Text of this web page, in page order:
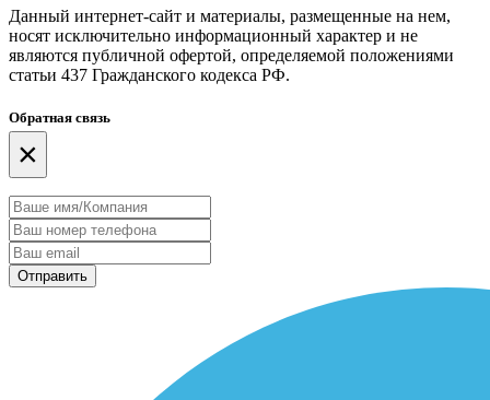
Данный интернет-сайт и материалы, размещенные на нем,
носят исключительно информационный характер и не
являются публичной офертой, определяемой положениями
статьи 437 Гражданского кодекса РФ.
Обратная связь
×
Отправить